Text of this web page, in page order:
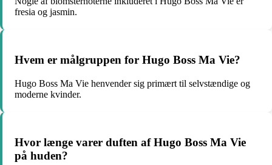
fresia og jasmin.
Hvem er målgruppen for Hugo Boss Ma Vie?
Hugo Boss Ma Vie henvender sig primært til selvstændige og
moderne kvinder.
Hvor længe varer duften af Hugo Boss Ma Vie
på huden?